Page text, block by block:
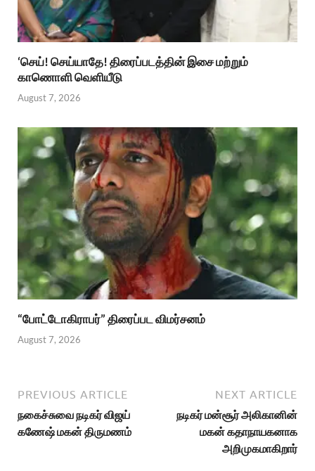
‘செய்! செய்யாதே! திரைப்படத்தின் இசை மற்றும்
காணொளி வெளியீடு
August 7, 2026
“போட்டோகிராபர்” திரைப்பட விமர்சனம்
August 7, 2026
PREVIOUS ARTICLE
நகைச்சுவை நடிகர் விஜய்
கணேஷ் மகன் திருமணம்
NEXT ARTICLE
நடிகர் மன்சூர் அலிகானின்
மகன் கதாநாயகனாக
அறிமுகமாகிறார்